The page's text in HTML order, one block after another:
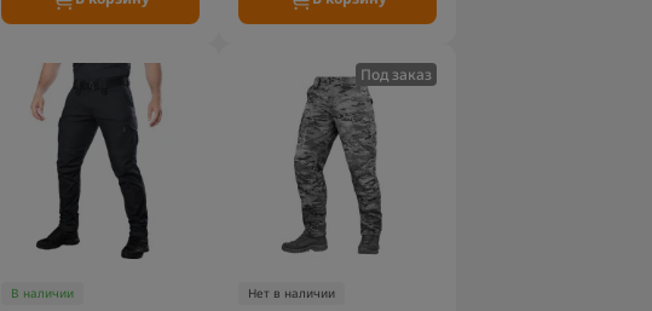
В наличии
Под заказ
Нет в наличии